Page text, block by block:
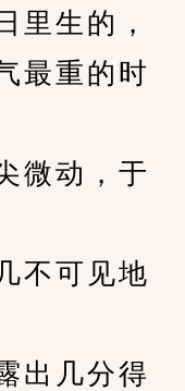
里生的，
最重的时
动，于
可见地
几分得